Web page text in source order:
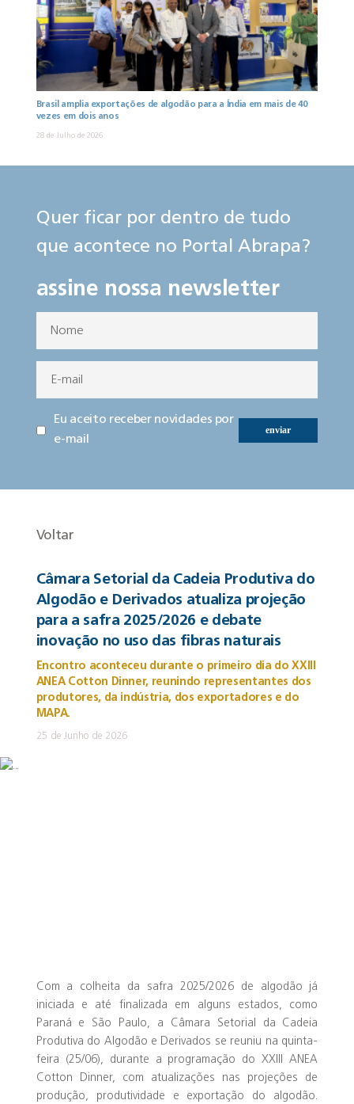
Brasil amplia exportações de algodão para a Índia em mais de 40
vezes em dois anos
28 de Julho de 2026
Quer ficar por dentro de tudo
que acontece no Portal Abrapa?
assine nossa newsletter
Eu aceito receber novidades por
e-mail
enviar
Voltar
Câmara Setorial da Cadeia Produtiva do
Algodão e Derivados atualiza projeção
para a safra 2025/2026 e debate
inovação no uso das fibras naturais
Encontro aconteceu durante o primeiro dia do XXIII
ANEA Cotton Dinner, reunindo representantes dos
produtores, da indústria, dos exportadores e do
MAPA.
25 de Junho de 2026
Com a colheita da safra 2025/2026 de algodão já
iniciada e até finalizada em alguns estados, como
Paraná e São Paulo, a Câmara Setorial da Cadeia
Produtiva do Algodão e Derivados se reuniu na quinta-
feira (25/06), durante a programação do XXIII ANEA
Cotton Dinner, com atualizações nas projeções de
produção, produtividade e exportação do algodão.